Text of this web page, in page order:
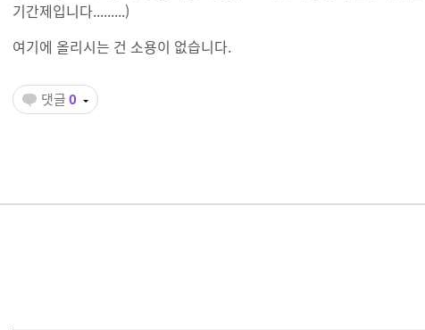
기간제입니다.........)
여기에 올리시는 건 소용이 없습니다.
댓글0